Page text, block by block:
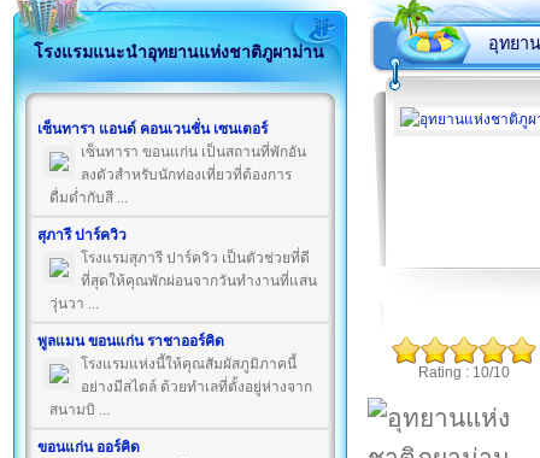
โรงแรมแนะนำอุทยานแห่งชาติภูผาม่าน
เซ็นทารา แอนด์ คอนเวนชั่น เซนเตอร์
เซ็นทารา ขอนแก่น เป็นสถานที่พักอัน
ลงตัวสำหรับนักท่องเที่ยวที่ต้องการ
ดื่มด่ำกับสี ...
สุภารี ปาร์ควิว
โรงแรมสุภารี ปาร์ควิว เป็นตัวช่วยที่ดี
ที่สุดให้คุณพักผ่อนจากวันทำงานที่แสน
วุ่นวา ...
พูลแมน ขอนแก่น ราชาออร์คิด
โรงแรมแห่งนี้ให้คุณสัมผัสภูมิภาคนี้
อย่างมีสไตล์ ด้วยทำเลที่ตั้งอยู่ห่างจาก
สนามบิ ...
ขอนแก่น ออร์คิด
อุทยา
Rating : 10/10